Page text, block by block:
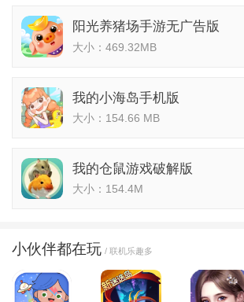
阳光养猪场手游无广告版
大小：469.32MB
我的小海岛手机版
大小：154.66 MB
我的仓鼠游戏破解版
大小：154.4M
小伙伴都在玩 / 联机乐趣多